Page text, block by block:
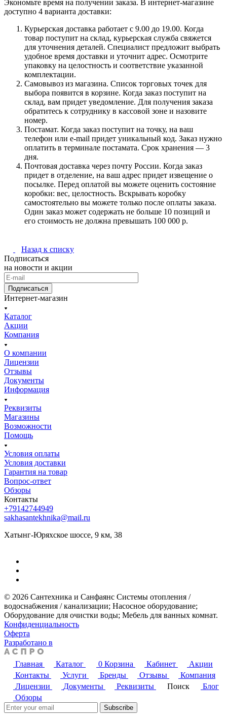
Экономьте время на получении заказа. В интернет-магазине
доступно 4 варианта доставки:
Курьерская доставка работает с 9.00 до 19.00. Когда
товар поступит на склад, курьерская служба свяжется
для уточнения деталей. Специалист предложит выбрать
удобное время доставки и уточнит адрес. Осмотрите
упаковку на целостность и соответствие указанной
комплектации.
Самовывоз из магазина. Список торговых точек для
выбора появится в корзине. Когда заказ поступит на
склад, вам придет уведомление. Для получения заказа
обратитесь к сотруднику в кассовой зоне и назовите
номер.
Постамат. Когда заказ поступит на точку, на ваш
телефон или e-mail придет уникальный код. Заказ нужно
оплатить в терминале постамата. Срок хранения — 3
дня.
Почтовая доставка через почту России. Когда заказ
придет в отделение, на ваш адрес придет извещение о
посылке. Перед оплатой вы можете оценить состояние
коробки: вес, целостность. Вскрывать коробку
самостоятельно вы можете только после оплаты заказа.
Один заказ может содержать не больше 10 позиций и
его стоимость не должна превышать 100 000 р.
Назад к списку
Подписаться
на новости и акции
Подписаться
Интернет-магазин
Каталог
Акции
Компания
О компании
Лицензии
Отзывы
Документы
Информация
Реквизиты
Магазины
Возможности
Помощь
Условия оплаты
Условия доставки
Гарантия на товар
Вопрос-ответ
Обзоры
Контакты
+79142744949
sakhasantekhnika@mail.ru
Хатынг-Юряхское шоссе, 9 км, 38
© 2026 Сантехника и Санфаянс ​Системы отопления /
водоснабжения / канализации; ​Насосное оборудование; ​
Оборудование для очистки воды; ​Мебель для ванных комнат.
Конфиденциальность
Оферта
Разработано в
Главная Каталог 0 Корзина Кабинет
Акции
Контакты
Услуги Бренды Отзывы
Компания
Лицензии
Документы Реквизиты Поиск
Блог
Обзоры
Subscribe